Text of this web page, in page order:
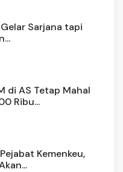
Sarjana tapi
di AS Tetap Mahal
Ribu...
Kemenkeu,